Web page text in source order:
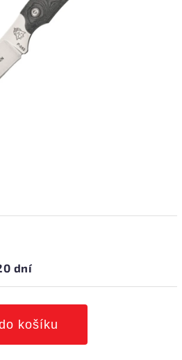
dní
košíku